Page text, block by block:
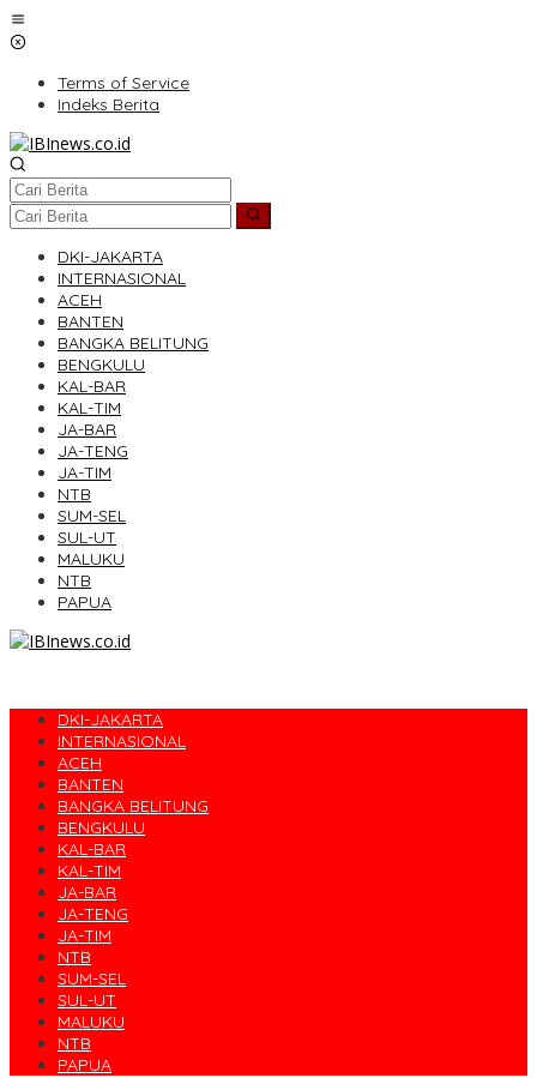
Lewati
ke
Terms of Service
Indeks Berita
DKI-JAKARTA
INTERNASIONAL
ACEH
BANTEN
BANGKA BELITUNG
BENGKULU
KAL-BAR
KAL-TIM
JA-BAR
JA-TENG
JA-TIM
NTB
SUM-SEL
SUL-UT
MALUKU
NTB
PAPUA
DKI-JAKARTA
INTERNASIONAL
ACEH
BANTEN
BANGKA BELITUNG
BENGKULU
KAL-BAR
KAL-TIM
JA-BAR
JA-TENG
JA-TIM
NTB
SUM-SEL
SUL-UT
MALUKU
NTB
PAPUA